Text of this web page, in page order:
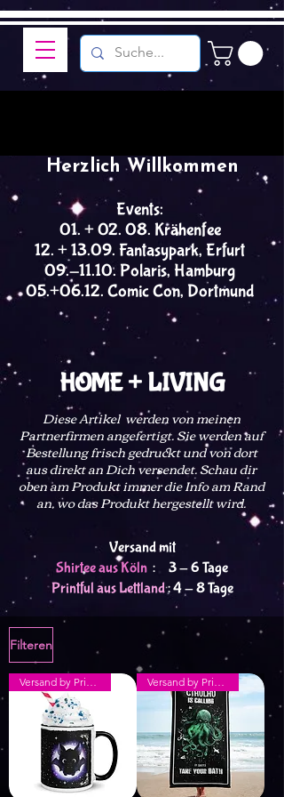
Events:
01. + 02. 08. Krähenfee
12. + 13.09. Fantasypark, Erfurt
09.-11.10. Polaris, Hamburg
05.+06.12. Comic Con, Dortmund
Herzlich Willkommen
HOME + LIVING
Diese Artikel werden von meinen
Partnerfirmen angefertigt. Sie werden auf
Bestellung frisch gedruckt und von dort
aus direkt an Dich versendet. Schau dir
oben am Produkt immer die Info am Rand
an, wo das Produkt hergestellt wird.
Versand mit
Shirtee aus Köln : 3 - 6 Tage
Printful aus Lettland: 4 - 8 Tage
Filteren
Versand by Printful Versand by Printful